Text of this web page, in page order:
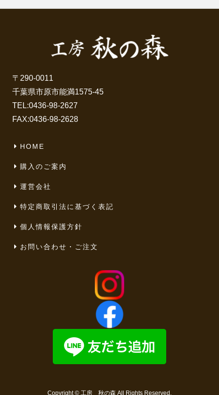
〒290-0011
千葉県市原市能満1575-45
TEL:0436-98-2627
FAX:0436-98-2628
HOME
購入のご案内
運営会社
特定商取引法に基づく表記
個人情報保護方針
お問い合わせ・ご注文
Copyright © 工房 秋の森 All Rights Reserved.